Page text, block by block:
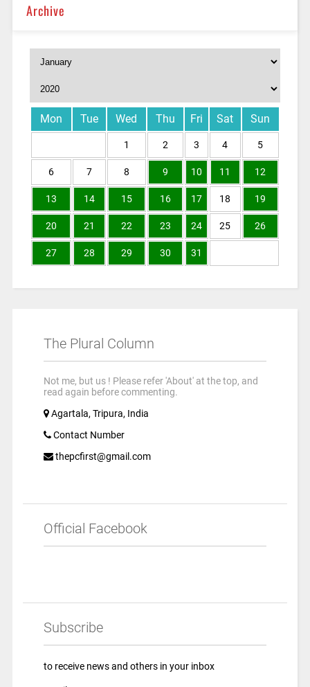
Archive
Mon Tue Wed Thu Fri Sat Sun
1 2 3 4 5
6 7 8 9 10 11 12
13 14 15 16 17 18 19
20 21 22 23 24 25 26
27 28 29 30 31
The Plural Column
Not me, but us ! Please refer 'About' at the top, and
read again before commenting.
Agartala, Tripura, India
Contact Number
thepcfirst@gmail.com
Official Facebook
Subscribe
to receive news and others in your inbox